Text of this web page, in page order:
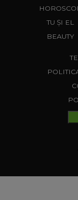
TU ȘI EL
BEAUTY